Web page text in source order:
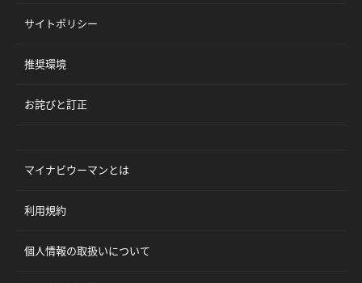
サイトポリシー
推奨環境
お詫びと訂正
マイナビウーマンとは
利用規約
個人情報の取扱いについて